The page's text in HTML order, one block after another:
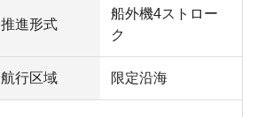
推進形式
船外機4ストロー
ク
航行区域 限定沿海